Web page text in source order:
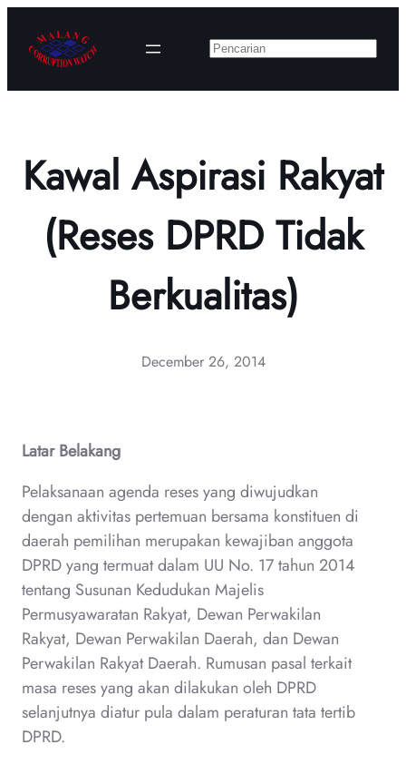
content
Search
Kawal Aspirasi Rakyat
(Reses DPRD Tidak
Berkualitas)
December 26, 2014
Latar Belakang
Pelaksanaan agenda reses yang diwujudkan
dengan aktivitas pertemuan bersama konstituen di
daerah pemilihan merupakan kewajiban anggota
DPRD yang termuat dalam UU No. 17 tahun 2014
tentang Susunan Kedudukan Majelis
Permusyawaratan Rakyat, Dewan Perwakilan
Rakyat, Dewan Perwakilan Daerah, dan Dewan
Perwakilan Rakyat Daerah. Rumusan pasal terkait
masa reses yang akan dilakukan oleh DPRD
selanjutnya diatur pula dalam peraturan tata tertib
DPRD.